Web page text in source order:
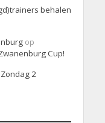
behalen
op
Cup!
2